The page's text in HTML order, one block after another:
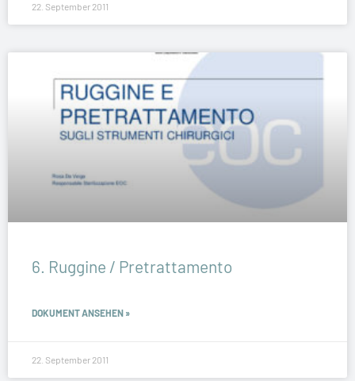
22. September 2011
6. Ruggine / Pretrattamento
DOKUMENT ANSEHEN »
22. September 2011